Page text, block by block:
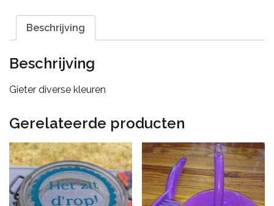
Beschrijving
Beschrijving
Gieter diverse kleuren
Gerelateerde producten